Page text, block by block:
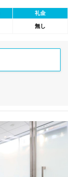
礼金
無し